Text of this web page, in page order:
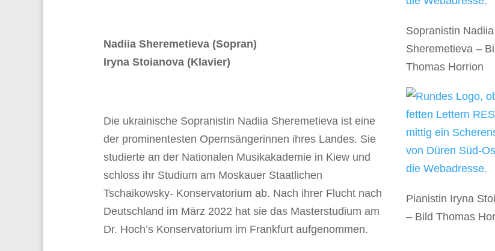
Nadiia Sheremetieva (Sopran)
Iryna Stoianova (Klavier)
Die ukrainische Sopranistin Nadiia Sheremetieva ist eine
der prominentesten Opernsängerinnen ihres Landes. Sie
studierte an der Nationalen Musikakademie in Kiew und
schloss ihr Studium am Moskauer Staatlichen
Tschaikowsky- Konservatorium ab. Nach ihrer Flucht nach
Deutschland im März 2022 hat sie das Masterstudium am
Dr. Hoch’s Konservatorium im Frankfurt aufgenommen.
Sopranistin Nadiia
Sheremetieva –
Thomas Horrion
Pianistin Iryna
– Bild Thomas